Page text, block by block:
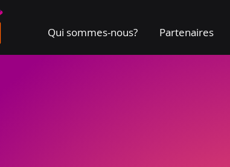
Qui sommes-nous? Partenaires